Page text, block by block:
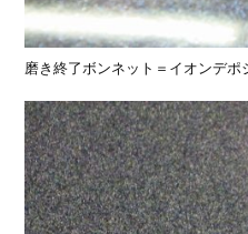
磨き終了ボンネット＝イオンデ